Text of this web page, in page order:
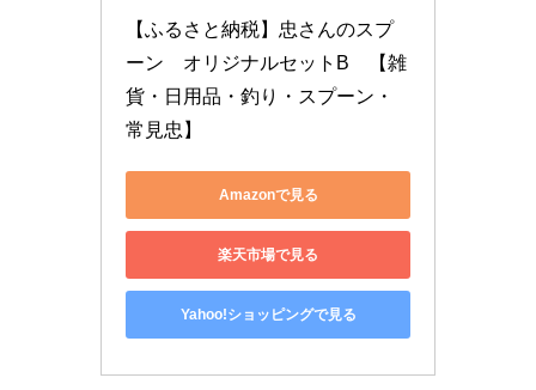
【ふるさと納税】忠さんのスプ
ーン　オリジナルセットB　【雑
貨・日用品・釣り・スプーン・
常見忠】
Amazonで見る
楽天市場で見る
Yahoo!ショッピングで見る